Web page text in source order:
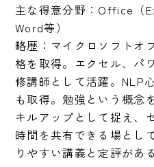
主な得意分野：Office（
Word等）
略歴：マイクロソフトオ
格を取得。エクセル、パ
修講師として活躍。NLP
も取得。勉強という概念
キルアップとして捉え、
時間を共有できる場とし
りやすい講義と定評がある